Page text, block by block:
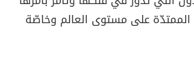
على مستوى العالم وخاصّة